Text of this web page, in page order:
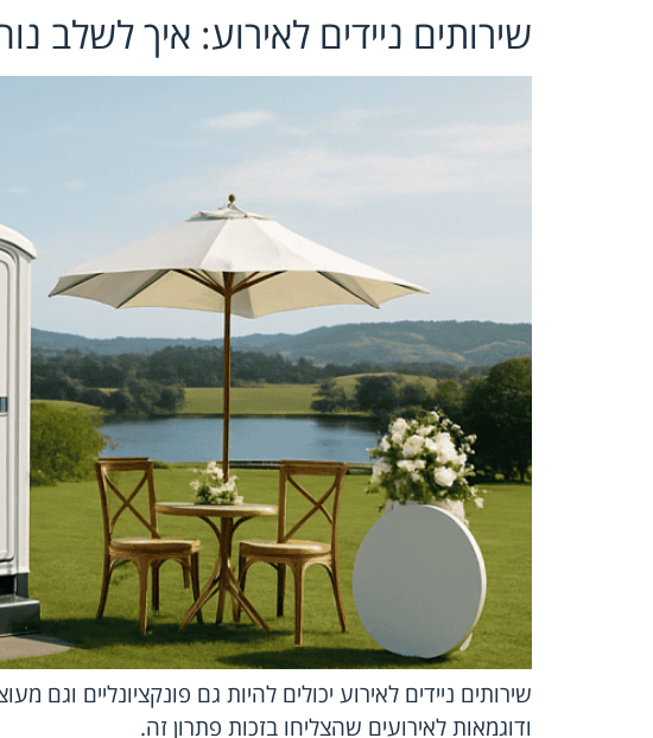
שירותים ניידים לאירוע: איך לשלב
שירותים ניידים לאירוע יכולים להיות גם פונקציונליים
ודוגמאות לאירועים שהצליחו בזכות פתרון זה.